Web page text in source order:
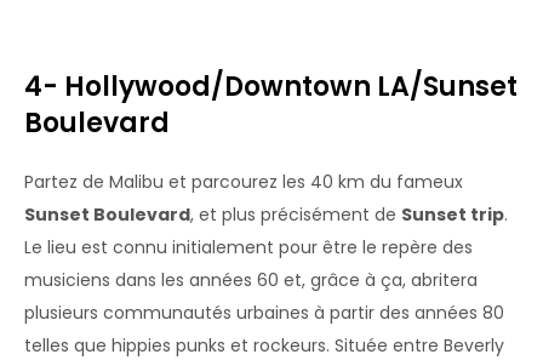
4- Hollywood/Downtown LA/Sunset
Boulevard
Partez de Malibu et parcourez les 40 km du fameux
Sunset Boulevard, et plus précisément de Sunset trip.
Le lieu est connu initialement pour être le repère des
musiciens dans les années 60 et, grâce à ça, abritera
plusieurs communautés urbaines à partir des années 80
telles que hippies punks et rockeurs. Située entre Beverly